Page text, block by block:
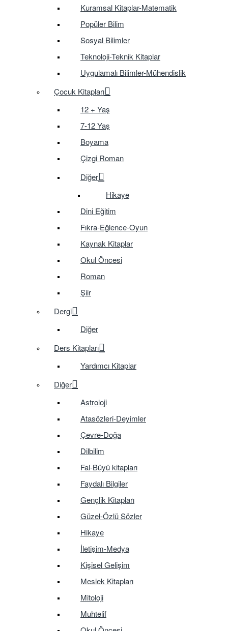
Kuramsal Kitaplar-Matematik
Popüler Bilim
Sosyal Bilimler
Teknoloji-Teknik Kitaplar
Uygulamalı Bilimler-Mühendislik
Çocuk Kitapları
12 + Yaş
7-12 Yaş
Boyama
Çizgi Roman
Diğer
Hikaye
Dini Eğitim
Fıkra-Eğlence-Oyun
Kaynak Kitaplar
Okul Öncesi
Roman
Şiir
Dergi
Diğer
Ders Kitapları
Yardımcı Kitaplar
Diğer
Astroloji
Atasözleri-Deyimler
Çevre-Doğa
Dilbilim
Fal-Büyü kitapları
Faydalı Bilgiler
Gençlik Kitapları
Güzel-Özlü Sözler
Hikaye
İletişim-Medya
Kişisel Gelişim
Meslek Kitapları
Mitoloji
Muhtelif